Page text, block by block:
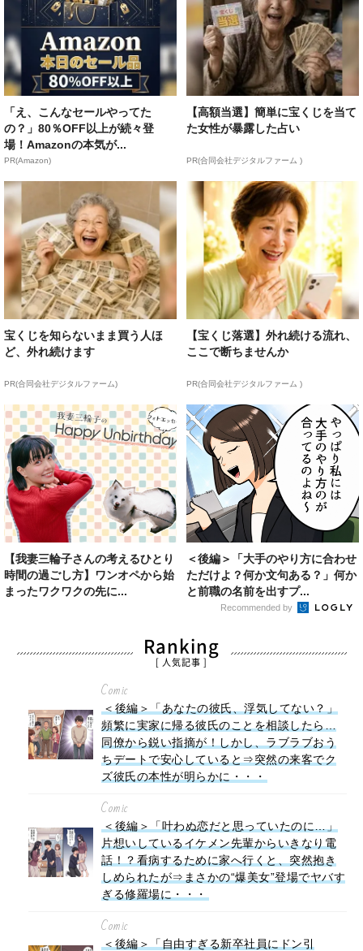
「え、こんなセールやってた
の？」80％OFF以上が続々登
場！Amazonの本気が...
PR(Amazon)
【高額当選】簡単に宝くじを当て
た女性が暴露した占い
PR(合同会社デジタルファーム )
宝くじを知らないまま買う人ほ
ど、外れ続けます
PR(合同会社デジタルファーム)
【宝くじ落選】外れ続ける流れ、
ここで断ちませんか
PR(合同会社デジタルファーム )
【我妻三輪子さんの考えるひとり
時間の過ごし方】ワンオペから始
まったワクワクの先に...
＜後編＞「大手のやり方に合わせ
ただけよ？何か文句ある？」何か
と前職の名前を出すプ...
Recommended by
Ranking
[ 人気記事 ]
Comic
＜後編＞「あなたの彼氏、浮気してない？」
頻繁に実家に帰る彼氏のことを相談したら…
同僚から鋭い指摘が！しかし、ラブラブおう
ちデートで安心していると⇒突然の来客でク
ズ彼氏の本性が明らかに・・・
Comic
＜後編＞「叶わぬ恋だと思っていたのに…」
片想いしているイケメン先輩からいきなり電
話！？看病するために家へ行くと、突然抱き
しめられたが⇒まさかの“爆美女”登場でヤバす
ぎる修羅場に・・・
Comic
＜後編＞「自由すぎる新卒社員にドン引